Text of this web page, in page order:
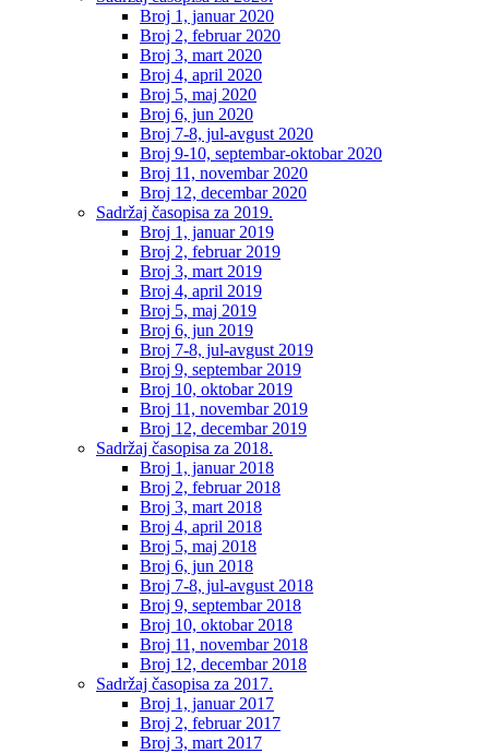
Broj 1, januar 2020
Broj 2, februar 2020
Broj 3, mart 2020
Broj 4, april 2020
Broj 5, maj 2020
Broj 6, jun 2020
Broj 7-8, jul-avgust 2020
Broj 9-10, septembar-oktobar 2020
Broj 11, novembar 2020
Broj 12, decembar 2020
Sadržaj časopisa za 2019.
Broj 1, januar 2019
Broj 2, februar 2019
Broj 3, mart 2019
Broj 4, april 2019
Broj 5, maj 2019
Broj 6, jun 2019
Broj 7-8, jul-avgust 2019
Broj 9, septembar 2019
Broj 10, oktobar 2019
Broj 11, novembar 2019
Broj 12, decembar 2019
Sadržaj časopisa za 2018.
Broj 1, januar 2018
Broj 2, februar 2018
Broj 3, mart 2018
Broj 4, april 2018
Broj 5, maj 2018
Broj 6, jun 2018
Broj 7-8, jul-avgust 2018
Broj 9, septembar 2018
Broj 10, oktobar 2018
Broj 11, novembar 2018
Broj 12, decembar 2018
Sadržaj časopisa za 2017.
Broj 1, januar 2017
Broj 2, februar 2017
Broj 3, mart 2017